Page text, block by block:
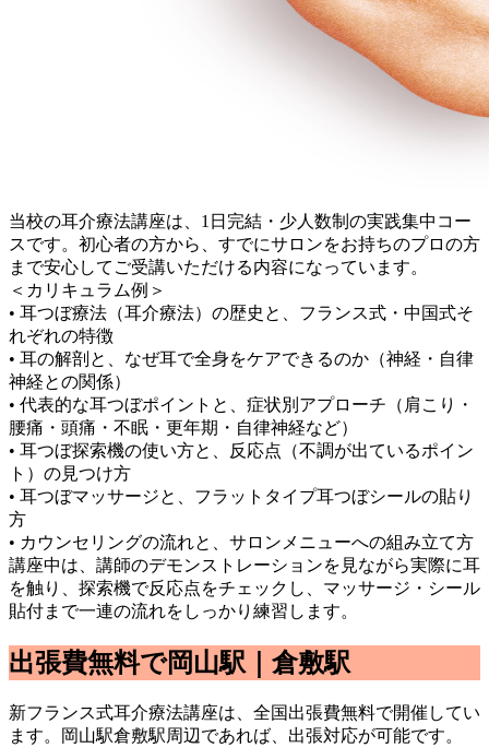
当校の耳介療法講座は、1日完結・少人数制の実践集中コー
スです。初心者の方から、すでにサロンをお持ちのプロの方
まで安心してご受講いただける内容になっています。
＜カリキュラム例＞
• 耳つぼ療法（耳介療法）の歴史と、フランス式・中国式そ
れぞれの特徴
• 耳の解剖と、なぜ耳で全身をケアできるのか（神経・自律
神経との関係）
• 代表的な耳つぼポイントと、症状別アプローチ（肩こり・
腰痛・頭痛・不眠・更年期・自律神経など）
• 耳つぼ探索機の使い方と、反応点（不調が出ているポイン
ト）の見つけ方
• 耳つぼマッサージと、フラットタイプ耳つぼシールの貼り
方
• カウンセリングの流れと、サロンメニューへの組み立て方
講座中は、講師のデモンストレーションを見ながら実際に耳
を触り、探索機で反応点をチェックし、マッサージ・シール
貼付まで一連の流れをしっかり練習します。
出張費無料で岡山駅｜倉敷駅
新フランス式耳介療法講座は、全国出張費無料で開催してい
ます。岡山駅倉敷駅周辺であれば、出張対応が可能です。